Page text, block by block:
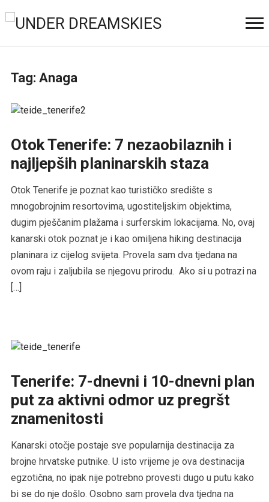
Tag: Anaga
Otok Tenerife: 7 nezaobilaznih i
najljepših planinarskih staza
Otok Tenerife je poznat kao turističko središte s
mnogobrojnim resortovima, ugostiteljskim objektima,
dugim pješčanim plažama i surferskim lokacijama. No, ovaj
kanarski otok poznat je i kao omiljena hiking destinacija
planinara iz cijelog svijeta. Provela sam dva tjedana na
ovom raju i zaljubila se njegovu prirodu. Ako si u potrazi na
[…]
Tenerife: 7-dnevni i 10-dnevni plan
put za aktivni odmor uz pregršt
znamenitosti
Kanarski otočje postaje sve popularnija destinacija za
brojne hrvatske putnike. U isto vrijeme je ova destinacija
egzotična, no ipak nije potrebno provesti dugo u putu kako
bi se do nje došlo. Osobno sam provela dva tjedna na